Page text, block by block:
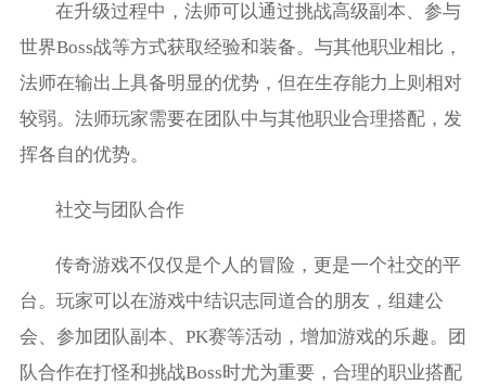
在升级过程中，法师可以通过挑战高级副本、参与
世界Boss战等方式获取经验和装备。与其他职业相比，
法师在输出上具备明显的优势，但在生存能力上则相对
较弱。法师玩家需要在团队中与其他职业合理搭配，发
挥各自的优势。
社交与团队合作
传奇游戏不仅仅是个人的冒险，更是一个社交的平
台。玩家可以在游戏中结识志同道合的朋友，组建公
会、参加团队副本、PK赛等活动，增加游戏的乐趣。团
队合作在打怪和挑战Boss时尤为重要，合理的职业搭配